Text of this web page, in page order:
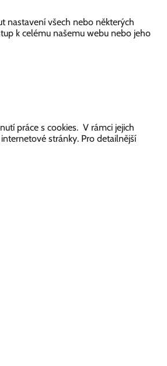
nastavení všech nebo některých
k celému našemu webu nebo jeho
práce s cookies. V rámci jejich
stránky. Pro detailnější